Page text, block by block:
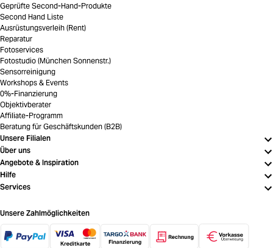
Geprüfte Second-Hand-Produkte
Second Hand Liste
Ausrüstungsverleih (Rent)
Reparatur
Fotoservices
Fotostudio (München Sonnenstr.)
Sensorreinigung
Workshops & Events
0%-Finanzierung
Objektivberater
Affiliate-Programm
Beratung für Geschäftskunden (B2B)
Unsere Filialen
Über uns
Angebote & Inspiration
Hilfe
Services
Unsere Zahlmöglichkeiten